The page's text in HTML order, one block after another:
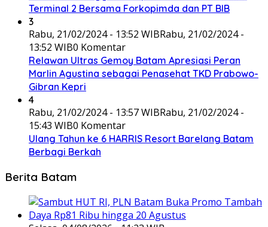
Terminal 2 Bersama Forkopimda dan PT BIB
3
Rabu, 21/02/2024 - 13:52 WIBRabu, 21/02/2024 -
13:52 WIB0 Komentar
Relawan Ultras Gemoy Batam Apresiasi Peran
Marlin Agustina sebagai Penasehat TKD Prabowo-
Gibran Kepri
4
Rabu, 21/02/2024 - 13:57 WIBRabu, 21/02/2024 -
15:43 WIB0 Komentar
Ulang Tahun ke 6 HARRIS Resort Barelang Batam
Berbagi Berkah
Berita Batam